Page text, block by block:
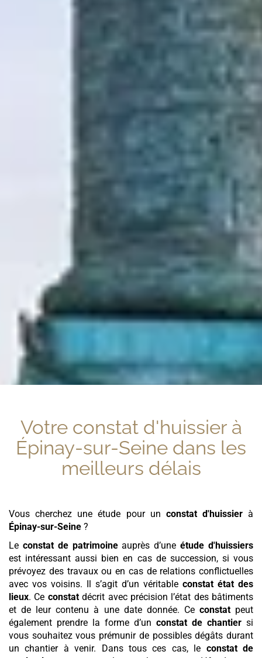
Votre constat d'huissier à
Épinay-sur-Seine dans les
meilleurs délais
Vous cherchez une étude pour un constat d'huissierà
Épinay-sur-Seine ?
Le constat de patrimoineauprès d’uneétude d'huissiers
est intéressant aussi bien en cas de succession, si vous
prévoyez des travaux ou en cas de relations conflictuelles
avec vos voisins. Il s’agit d’un véritable constat état des
lieux. Ce constatdécrit avec précision l’état des bâtiments
et de leur contenu à une date donnée. Ce constatpeut
également prendre la forme d’un constat de chantier si
vous souhaitez vous prémunir de possibles dégâts durant
un chantier à venir. Dans tous ces cas, le constat de